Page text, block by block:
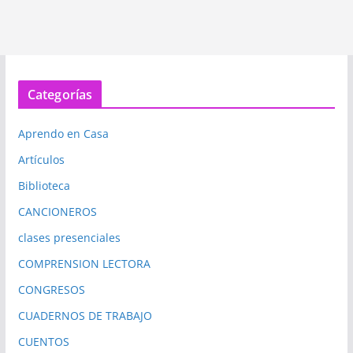
Categorías
Aprendo en Casa
Artículos
Biblioteca
CANCIONEROS
clases presenciales
COMPRENSION LECTORA
CONGRESOS
CUADERNOS DE TRABAJO
CUENTOS